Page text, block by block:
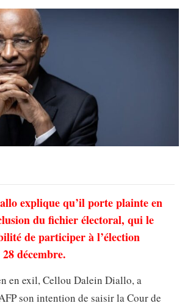
explique qu’il porte plainte en
du fichier électoral, qui le
de participer à l’élection
décembre.
en exil, Cellou Dalein Diallo, a
son intention de saisir la Cour de